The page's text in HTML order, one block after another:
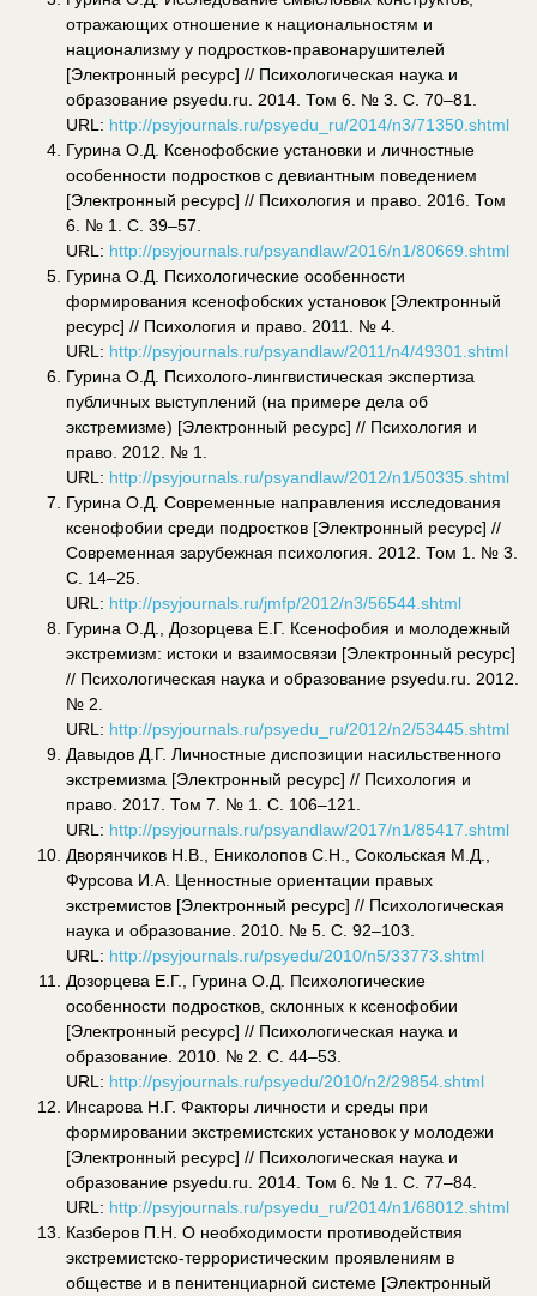
отражающих отношение к национальностям и
национализму у подростков-правонарушителей
[Электронный ресурс] // Психологическая наука и
образование psyedu.ru. 2014. Том 6. № 3. С. 70–81.
URL: http://psyjournals.ru/psyedu_ru/2014/n3/71350.shtml
Гурина О.Д. Ксенофобские установки и личностные
особенности подростков с девиантным поведением
[Электронный ресурс] // Психология и право. 2016. Том
6. № 1. С. 39–57.
URL: http://psyjournals.ru/psyandlaw/2016/n1/80669.shtml
Гурина О.Д. Психологические особенности
формирования ксенофобских установок [Электронный
ресурс] // Психология и право. 2011. № 4.
URL: http://psyjournals.ru/psyandlaw/2011/n4/49301.shtml
Гурина О.Д. Психолого-лингвистическая экспертиза
публичных выступлений (на примере дела об
экстремизме) [Электронный ресурс] // Психология и
право. 2012. № 1.
URL: http://psyjournals.ru/psyandlaw/2012/n1/50335.shtml
Гурина О.Д. Современные направления исследования
ксенофобии среди подростков [Электронный ресурс] //
Современная зарубежная психология. 2012. Том 1. № 3.
С. 14–25.
URL: http://psyjournals.ru/jmfp/2012/n3/56544.shtml
Гурина О.Д., Дозорцева Е.Г. Ксенофобия и молодежный
экстремизм: истоки и взаимосвязи [Электронный ресурс]
// Психологическая наука и образование psyedu.ru. 2012.
№ 2.
URL: http://psyjournals.ru/psyedu_ru/2012/n2/53445.shtml
Давыдов Д.Г. Личностные диспозиции насильственного
экстремизма [Электронный ресурс] // Психология и
право. 2017. Том 7. № 1. С. 106–121.
URL: http://psyjournals.ru/psyandlaw/2017/n1/85417.shtml
Дворянчиков Н.В., Ениколопов С.Н., Сокольская М.Д.,
Фурсова И.А. Ценностные ориентации правых
экстремистов [Электронный ресурс] // Психологическая
наука и образование. 2010. № 5. С. 92–103.
URL: http://psyjournals.ru/psyedu/2010/n5/33773.shtml
Дозорцева Е.Г., Гурина О.Д. Психологические
особенности подростков, склонных к ксенофобии
[Электронный ресурс] // Психологическая наука и
образование. 2010. № 2. С. 44–53.
URL: http://psyjournals.ru/psyedu/2010/n2/29854.shtml
Инсарова Н.Г. Факторы личности и среды при
формировании экстремистских установок у молодежи
[Электронный ресурс] // Психологическая наука и
образование psyedu.ru. 2014. Том 6. № 1. С. 77–84.
URL: http://psyjournals.ru/psyedu_ru/2014/n1/68012.shtml
Казберов П.Н. О необходимости противодействия
экстремистско-террористическим проявлениям в
обществе и в пенитенциарной системе [Электронный